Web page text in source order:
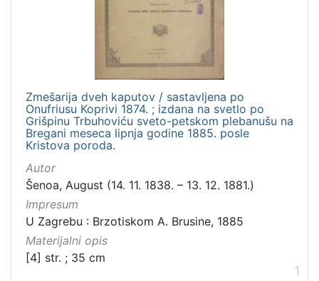
Zmešarija dveh kaputov / sastavljena po
Onufriusu Koprivi 1874. ; izdana na svetlo po
Grišpinu Trbuhoviću sveto-petskom plebanušu na
Bregani meseca lipnja godine 1885. posle
Kristova poroda.
Autor
Šenoa, August (14. 11. 1838. – 13. 12. 1881.)
Impresum
U Zagrebu : Brzotiskom A. Brusine, 1885
Materijalni opis
[4] str. ; 35 cm
1